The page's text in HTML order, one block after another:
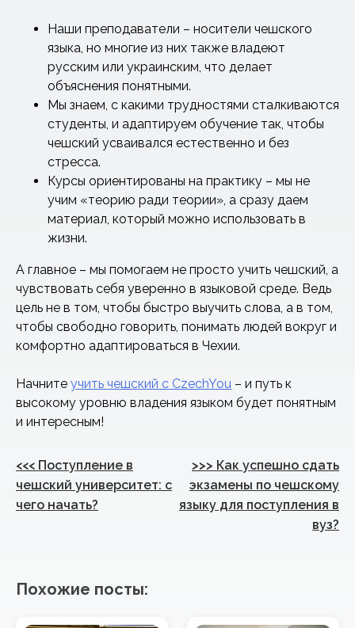
Наши преподаватели – носители чешского
языка, но многие из них также владеют
русским или украинским, что делает
объяснения понятными.
Мы знаем, с какими трудностями сталкиваются
студенты, и адаптируем обучение так, чтобы
чешский усваивался естественно и без
стресса.
Курсы ориентированы на практику – мы не
учим «теорию ради теории», а сразу даем
материал, который можно использовать в
жизни.
А главное – мы помогаем не просто учить чешский, а
чувствовать себя уверенно в языковой среде. Ведь
цель не в том, чтобы быстро выучить слова, а в том,
чтобы свободно говорить, понимать людей вокруг и
комфортно адаптироваться в Чехии.
Начните учить чешский с CzechYou – и путь к
высокому уровню владения языком будет понятным
и интересным!
Навигация
по
записям
<<< Поступление в
чешский университет: с
чего начать?
>>> Как успешно сдать
экзамены по чешскому
языку для поступления в
вуз?
Похожие посты: